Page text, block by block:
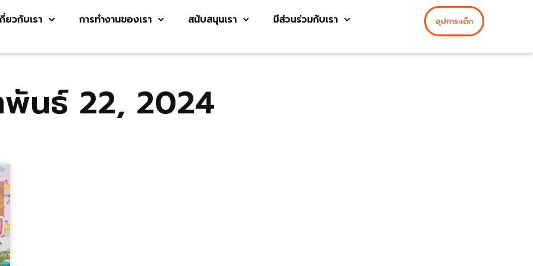
ยวกับเรา การทำงานของเรา สนับสนุนเรา มีส่วนร่วมกับเรา อุปการะเด็ก
นธ์ 22, 2024